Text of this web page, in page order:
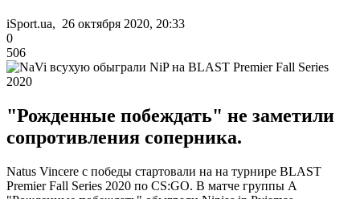
iSport.ua, 26 октября 2020, 20:33
0
506
"Рожденные побеждать" не заметили
сопротивления соперника.
Natus Vincere с победы стартовали на на турнире BLAST
Premier Fall Series 2020 по CS:GO. В матче группы А